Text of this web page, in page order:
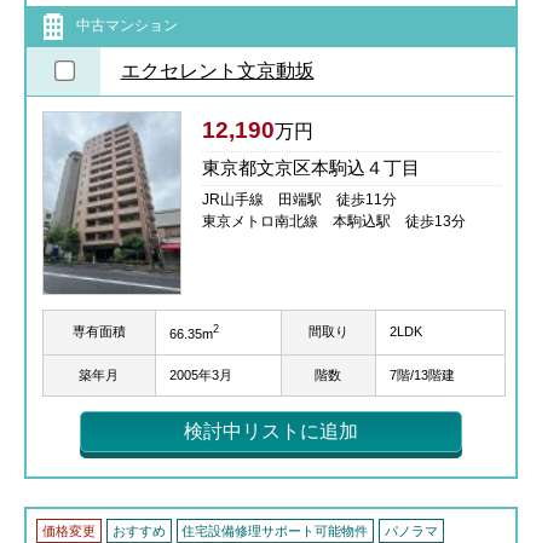
中古マンション
エクセレント文京動坂
12,190万円
東京都文京区本駒込４丁目
JR山手線 田端駅 徒歩11分
東京メトロ南北線 本駒込駅 徒歩13分
専有面積 66.35m2 間取り 2LDK
築年月 2005年3月 階数 7階/13階建
検討中リストに追加
価格変更 おすすめ 住宅設備修理サポート可能物件 パノラマ